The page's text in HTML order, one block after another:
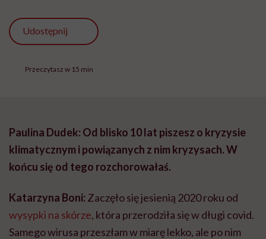
Udostępnij
Przeczytasz w 15 min
Paulina Dudek: Od blisko 10 lat piszesz o kryzysie
klimatycznym i powiązanych z nim kryzysach. W
końcu się od tego rozchorowałaś.
Katarzyna Boni: Zaczęło się jesienią 2020 roku od
wysypki na skórze, która przerodziła się w długi covid.
Samego wirusa przeszłam w miarę lekko, ale po nim